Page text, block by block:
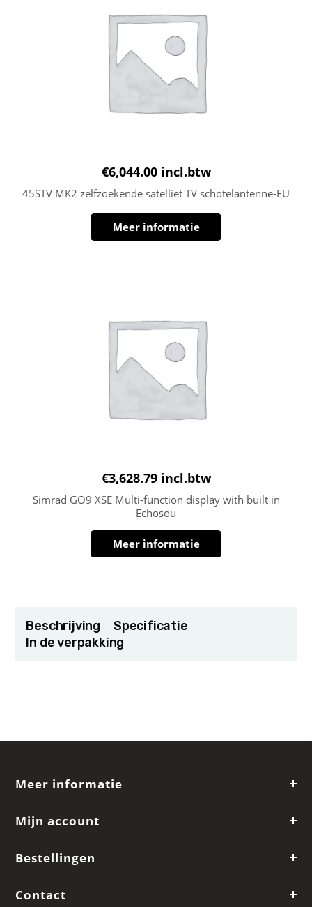
€6,044.00 incl.btw
45STV MK2 zelfzoekende satelliet TV schotelantenne-EU
Meer informatie
€3,628.79 incl.btw
Simrad GO9 XSE Multi-function display with built in
Echosou
Meer informatie
Beschrijving
Specificatie
In de verpakking
Meer informatie
Mijn account
Bestellingen
Contact